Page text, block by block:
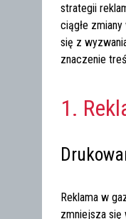
strategii
ciągłe
się z
znaczenie
1.
Reklama w
zmniejsza się